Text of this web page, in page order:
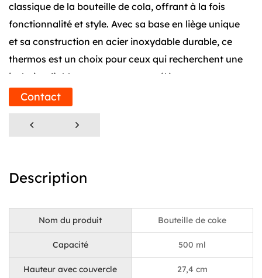
classique de la bouteille de cola, offrant à la fois
fonctionnalité et style. Avec sa base en liège unique
et sa construction en acier inoxydable durable, ce
thermos est un choix pour ceux qui recherchent une
isolation fiable et une apparence élégante.
Conception de base en liège souple :
L’une des caractéristiques déterminantes de cette
touche d’élégance mais répond également à un
sur diverses surfaces, empêchant tout glissement
ou basculement et garantissant que votre boisson
reste en sécurité où que vous alliez. De plus, les
propriétés naturelles du liège aident à isoler le fond
Contact
Description
Nom du produit Bouteille de coke
Capacité 500 ml
Hauteur avec couvercle 27,4 cm